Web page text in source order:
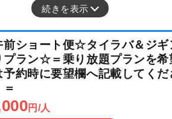
続きを表示